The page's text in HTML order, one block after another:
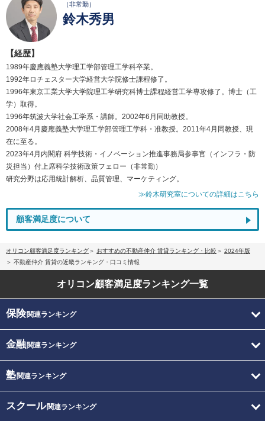
（非常勤）
鈴木秀男
【経歴】
1989年慶應義塾大学理工学部管理工学科卒業。
1992年ロチェスター大学経営大学院修士課程修了。
1996年東京工業大学大学院理工学研究科博士課程経営工学専攻修了。博士（工
学）取得。
1996年筑波大学社会工学系・講師。2002年6月同助教授。
2008年4月慶應義塾大学理工学部管理工学科・准教授。2011年4月同教授、現
在に至る。
2023年4月内閣府 科学技術・イノベーション推進事務局参事官（インフラ・防
災担当）付上席科学技術政策フェロー（非常勤）
研究分野は応用統計解析、品質管理、マーケティング。
≫鈴木研究室についての詳細はこちら
顧客満足度について
オリコン顧客満足度ランキング おすすめの不動産仲介 賃貸ランキング・比較
2024年版
不動産仲介 賃貸の近畿ランキング・口コミ情報
オリコン顧客満足度ランキング一覧
保険関連ランキング
金融関連ランキング
塾関連ランキング
スクール関連ランキング